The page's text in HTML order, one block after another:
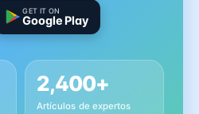
GET IT ON
Google Play
2,400+
Artículos de expertos